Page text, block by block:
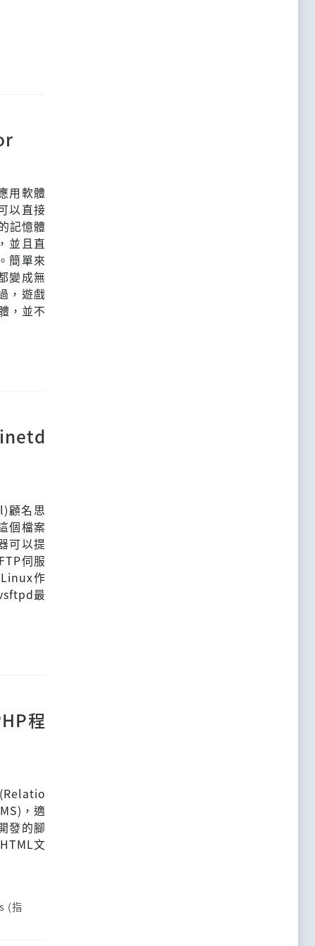
用軟體
以直接
記憶體
並且直
簡單來
變成無
，遊戲
，並不
顧名思
個檔案
可以提
伺服
作
最
程
，適
發的腳
文
(指